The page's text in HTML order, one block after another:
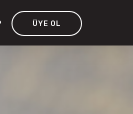
ÜYE OL